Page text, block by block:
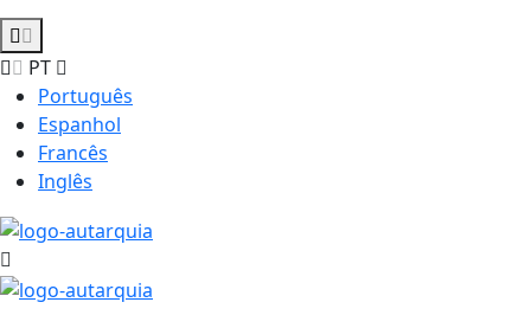
PT
Português
Espanhol
Francês
Inglês